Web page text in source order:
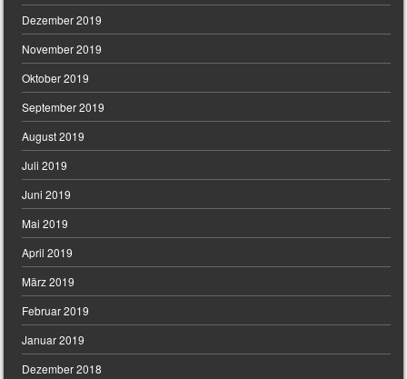
Dezember 2019
November 2019
Oktober 2019
September 2019
August 2019
Juli 2019
Juni 2019
Mai 2019
April 2019
März 2019
Februar 2019
Januar 2019
Dezember 2018